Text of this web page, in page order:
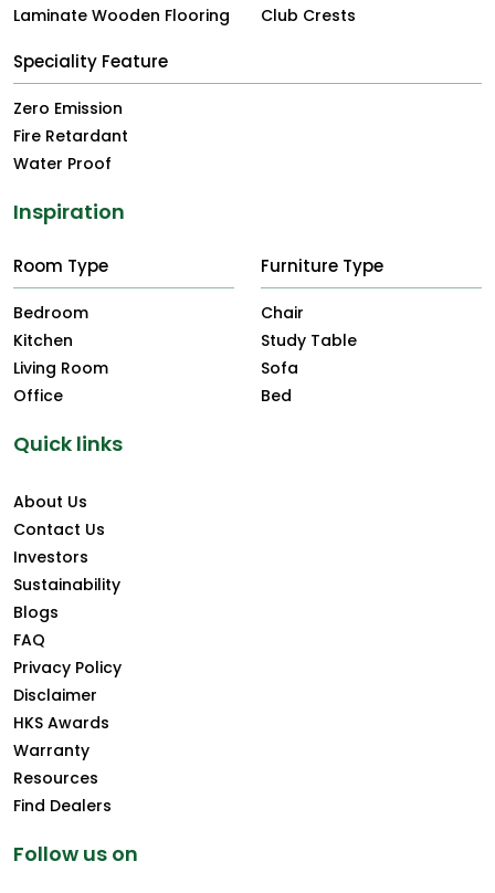
Laminate Wooden Flooring
Club Crests
Speciality Feature
Zero Emission
Fire Retardant
Water Proof
Inspiration
Room Type
Bedroom
Kitchen
Living Room
Office
Furniture Type
Chair
Study Table
Sofa
Bed
Quick links
About Us
Contact Us
Investors
Sustainability
Blogs
FAQ
Privacy Policy
Disclaimer
HKS Awards
Warranty
Resources
Find Dealers
Follow us on